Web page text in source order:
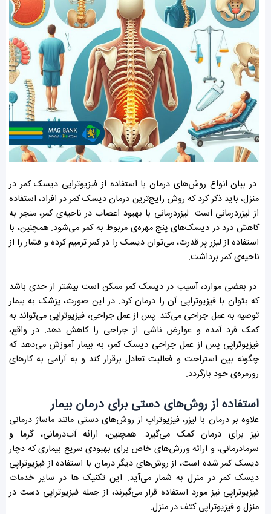
در بیان انواع روش‌های درمان با استفاده از فیزیوتراپی دیسک کمر در
منزل، باید ذکر کرد که روش رایج‌ترین درمان دیسک کمر در افراد، استفاده
از لیزر‌درمانی است. لیزر‌درمانی با بهبود اعصاب در ناحیه‌ی کمر، منجر به
کاهش درد در دیسک‌های پنج مهره‌ی مربوط به کمر می‌شود. همچنین، با
استفاده از لیزر پر قدرت، می‌توان دیسک را در کمر ترمیم کرده و فشار را از
ناحیه‌ی کمر برداشت.
در بعضی موارد، آسیب در دیسک کمر ممکن است بیشتر از حدی باشد
که بتوان با فیزیوتراپی آن را درمان کرد. در این صورت، پزشک به بیمار
توصیه به عمل جراحی می‌کند. پس از عمل جراحی، فیزیوتراپی می‌تواند به
کمک فرد آمده و عوارض ناشی از جراحی را کاهش دهد. در واقع،
فیزیوتراپی پس از عمل جراحی دیسک کمر، به بیمار آموزش می‌دهد که
چگونه بین استراحت و فعالیت تعادل برقرار کند و به آرامی به کارهای
روزمره‌ی خود بازگردد.
استفاده از روش‌های دستی برای درمان بیمار
علاوه بر درمان با لیزر، فیزیوتراپ از روش‌های دستی مانند ماساژ درمانی
نیز برای درمان کمک می‌گیرد. همچنین، ارائه آب‌درمانی، گرما و
سرما‌درمانی، و ارائه ورزش‌های خاص برای بهبودی سریع بیماری که دچار
دیسک کمر شده است، از روش‌های دیگر درمان با استفاده از فیزیوتراپی
دیسک کمر در منزل به شمار می‌آید. این تکنیک ها در سایر خدمات
فیزیوتراپی نیز مورد استفاده قرار می‌گیرند، از جمله فیزیوتراپی دست در
منزل و فیزیوتراپی کتف در منزل.